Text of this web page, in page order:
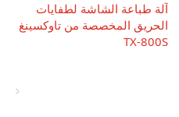
آلة طباعة الشاشة لطفايات
الحريق المخصصة من تاوكسينغ
TX-800S